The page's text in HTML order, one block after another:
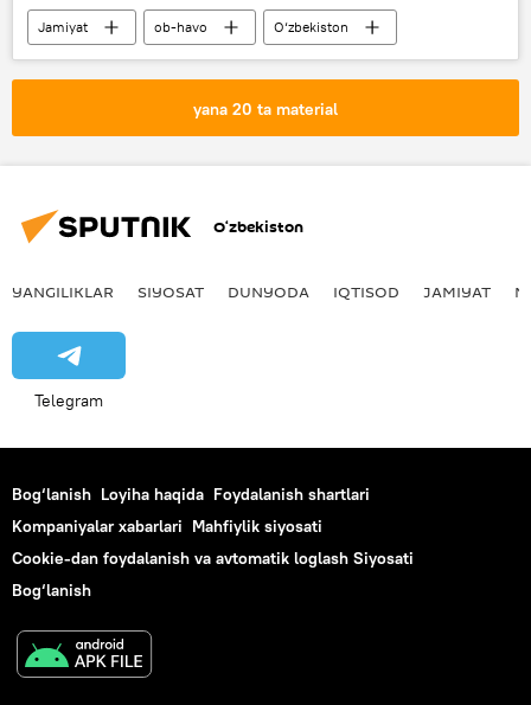
Jamiyat ob-havo O‘zbekiston
yana 20 ta material
O‘zbekiston
YANGILIKLAR SIYOSAT DUNYODA IQTISOD JAMIYAT
Telegram
Bog‘lanish Loyiha haqida Foydalanish shartlari
Kompaniyalar xabarlari Mahfiylik siyosati
Cookie-dan foydalanish va avtomatik loglash Siyosati
Bog‘lanish